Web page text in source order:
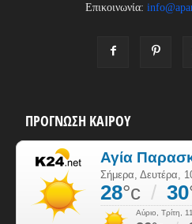
Επικοινωνία:
ΠΡΟΓΝΩΣΗ ΚΑΙΡΟΥ